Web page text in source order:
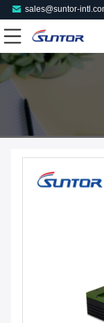
sales@suntor-